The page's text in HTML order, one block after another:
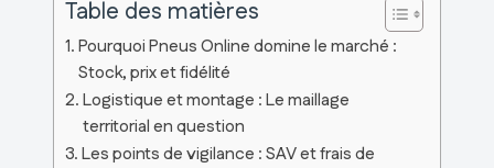
Table des matières
Pourquoi Pneus Online domine le marché :
Stock, prix et fidélité
Logistique et montage : Le maillage
territorial en question
Les points de vigilance : SAV et frais de